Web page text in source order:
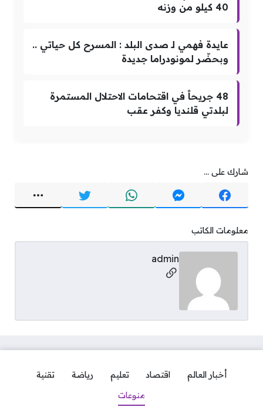
40 كيلو من وزنه
عايدة فهمي لـ صدى البلد : المسرح كل حياتي ..
وبحضّر لمونودراما جديدة
48 جريحاً في اقتحامات الاحتلال المستمرة
لبلدتي قلنديا وكفر عقب
شارك على ...
معلومات الكاتب
admin
مواقع التواصل
أخبار العالم اقتصاد تعليم رياضة
تقنية
منوعات